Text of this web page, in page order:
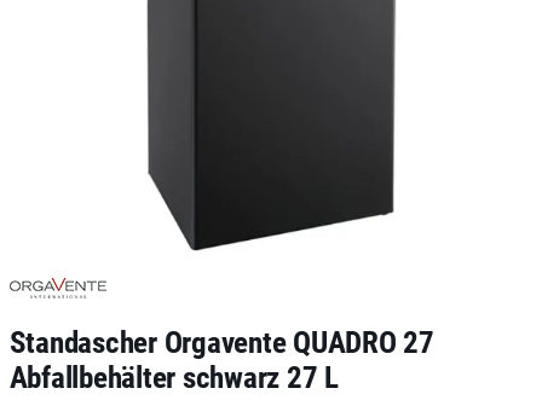
Standascher Orgavente QUADRO 27
Abfallbehälter schwarz 27 L